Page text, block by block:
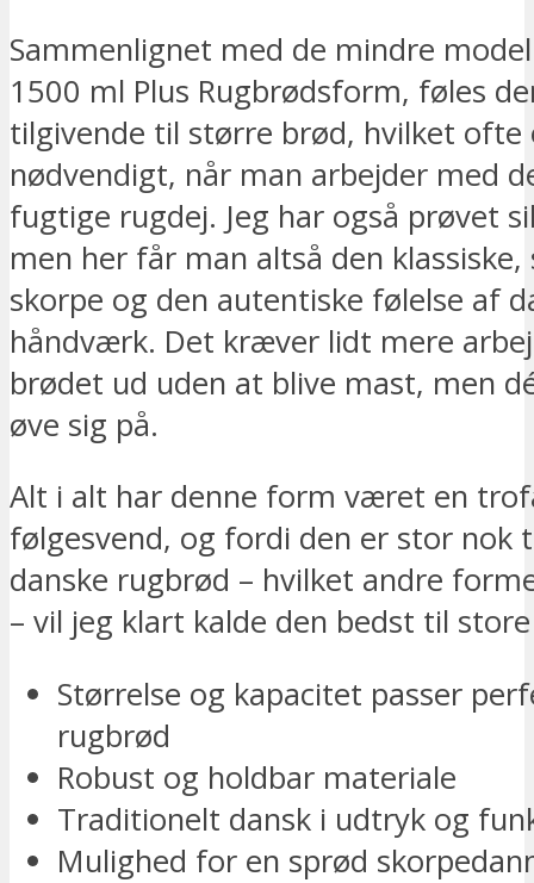
Sammenlignet med de mindre
1500 ml Plus Rugbrødsform, føles
tilgivende til større brød, hvilket ofte
nødvendigt, når man arbejder med
fugtige rugdej. Jeg har også prøvet
men her får man altså den klassiske,
skorpe og den autentiske følelse af
håndværk. Det kræver lidt mere
brødet ud uden at blive mast, men
øve sig på.
Alt i alt har denne form været en
følgesvend, og fordi den er stor nok
danske rugbrød – hvilket andre
– vil jeg klart kalde den bedst til
Størrelse og kapacitet passer
rugbrød
Robust og holdbar materiale
Traditionelt dansk i udtryk og
Mulighed for en sprød